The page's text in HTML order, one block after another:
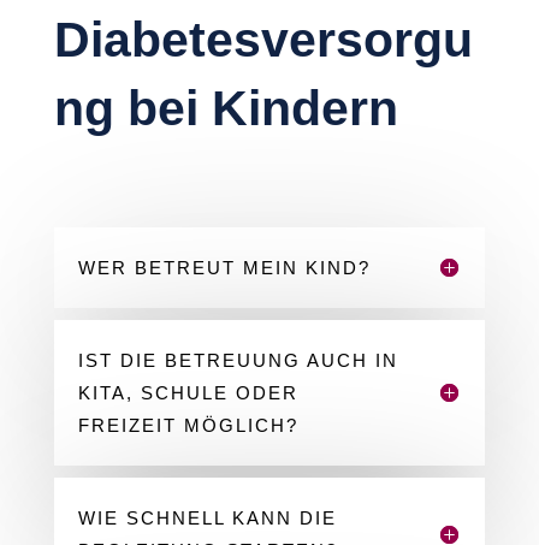
Diabetesversorgu
ng bei Kindern
WER BETREUT MEIN KIND?
IST DIE BETREUUNG AUCH IN
KITA, SCHULE ODER
FREIZEIT MÖGLICH?
WIE SCHNELL KANN DIE